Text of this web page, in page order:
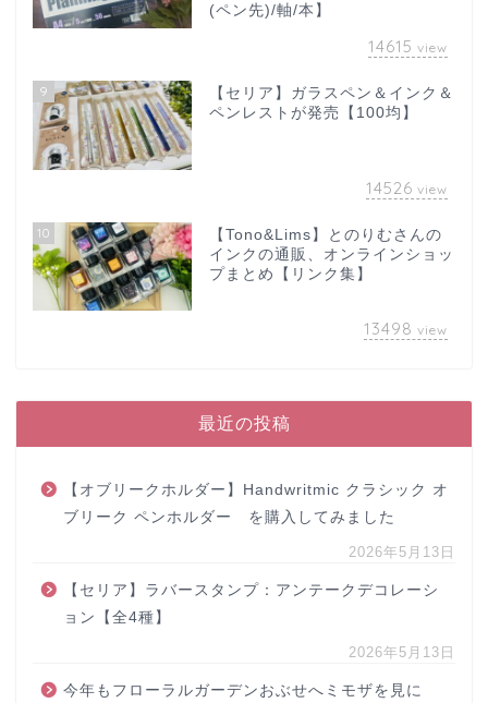
(ペン先)/軸/本】
14615 view
9
【セリア】ガラスペン＆インク＆
ペンレストが発売【100均】
14526 view
10
【Tono&Lims】とのりむさんの
インクの通販、オンラインショッ
プまとめ【リンク集】
13498 view
最近の投稿
【オブリークホルダー】Handwritmic クラシック オ
ブリーク ペンホルダー を購入してみました
2026年5月13日
【セリア】ラバースタンプ：アンテークデコレーシ
ョン【全4種】
2026年5月13日
今年もフローラルガーデンおぶせへミモザを見に